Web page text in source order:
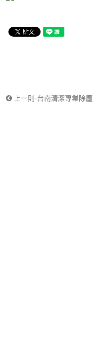
上一則-台南清潔專業除塵